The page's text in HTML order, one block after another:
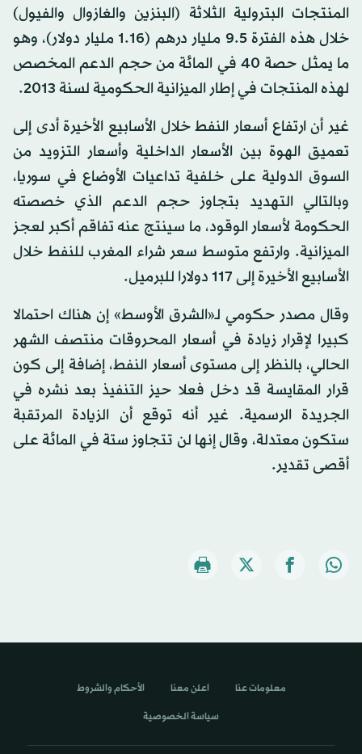
المنتجات البترولية الثلاثة (البنزين والغازوال والفيول)
خلال هذه الفترة 9.5 مليار درهم (1.16 مليار دولار)، وهو
ما يمثل حصة 40 في المائة من حجم الدعم المخصص
لهذه المنتجات في إطار الميزانية الحكومية لسنة 2013.
غير أن ارتفاع أسعار النفط خلال الأسابيع الأخيرة أدى إلى
تعميق الهوة بين الأسعار الداخلية وأسعار التزويد من
السوق الدولية على خلفية تداعيات الأوضاع في سوريا،
وبالتالي التهديد بتجاوز حجم الدعم الذي خصصته
الحكومة لأسعار الوقود، ما سينتج عنه تفاقم أكبر لعجز
الميزانية. وارتفع متوسط سعر شراء المغرب للنفط خلال
الأسابيع الأخيرة إلى 117 دولارا للبرميل.
وقال مصدر حكومي لـ«الشرق الأوسط» إن هناك احتمالا
كبيرا لإقرار زيادة في أسعار المحروقات منتصف الشهر
الحالي، بالنظر إلى مستوى أسعار النفط، إضافة إلى كون
قرار المقايسة قد دخل فعلا حيز التنفيذ بعد نشره في
الجريدة الرسمية. غير أنه توقع أن الزيادة المرتقبة
ستكون معتدلة، وقال إنها لن تتجاوز ستة في المائة على
أقصى تقدير.
معلومات عنا اعلن معنا الأحكام والشروط
سياسة الخصوصية